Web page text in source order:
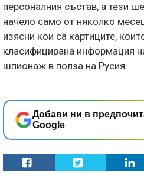
персоналния състав, а тези
начело само от няколко
изясни кои са картиците,
класифицирана информация
шпионаж в полза на Русия.
Добави ни в
Google